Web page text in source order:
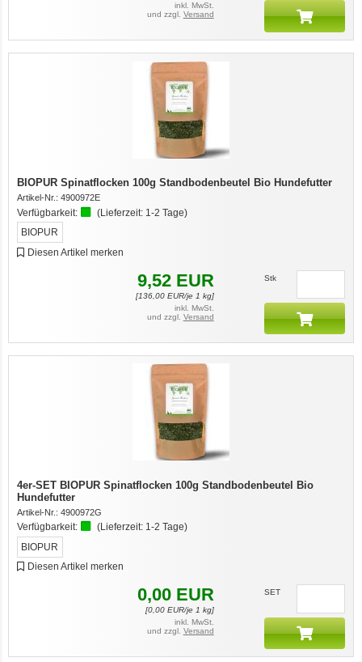
inkl. MwSt.
und zzgl. Versand
BIOPUR Spinatflocken 100g Standbodenbeutel Bio Hundefutter
Artikel-Nr.: 4900972E
Verfügbarkeit: (Lieferzeit: 1-2 Tage)
BIOPUR
Diesen Artikel merken
9,52 EUR
[136,00EUR/je 1 kg]
inkl. MwSt.
und zzgl. Versand
Stk
4er-SET BIOPUR Spinatflocken 100g Standbodenbeutel Bio
Hundefutter
Artikel-Nr.: 4900972G
Verfügbarkeit: (Lieferzeit: 1-2 Tage)
BIOPUR
Diesen Artikel merken
0,00 EUR
[0,00EUR/je 1 kg]
inkl. MwSt.
und zzgl. Versand
SET